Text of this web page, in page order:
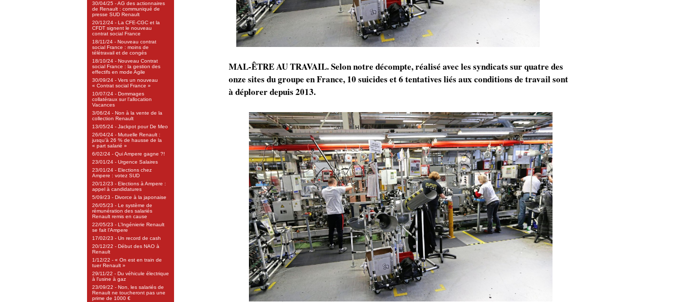
30/04/25 - AG des actionnaires
de Renault : communiqué de
presse SUD Renault
20/12/24 - La CFE-CGC et la
CFDT signent le nouveau
contrat social France
18/11/24 - Nouveau contrat
social France : moins de
télétravail et de congés
18/10/24 - Nouveau Contrat
social France : la gestion des
effectifs en mode Agile
30/09/24 - Vers un nouveau
« Contrat social France »
10/07/24 - Dommages
collatéraux sur l’allocation
Vacances
3/06/24 - Non à la vente de la
collection Renault
13/05/24 - Jackpot pour De Meo
26/04/24 - Mutuelle Renault :
jusqu’à 26 % de hausse de la
« part salarié »
6/02/24 - Qui Ampere gagne ?!
23/01/24 - Urgence Salaires
23/01/24 - Elections chez
Ampere : votez SUD
20/12/23 - Elections à Ampere :
appel à candidatures
5/09/23 - Divorce à la japonaise
26/05/23 - Le système de
rémunération des salariés
Renault remis en cause
22/05/23 - L’Ingénierie Renault
se fait l’Ampere
17/02/23 - Un record de cash
20/12/22 - Début des NAO à
Renault
1/12/22 - « On est en train de
tuer Renault »
29/11/22 - Du véhicule électrique
à l’usine à gaz
23/09/22 - Non, les salariés de
Renault ne toucheront pas une
prime de 1000 €
MAL-ÊTRE AU TRAVAIL. Selon notre décompte, réalisé avec les syndicats sur quatre des
onze sites du groupe en France, 10 suicides et 6 tentatives liés aux conditions de travail sont
à déplorer depuis 2013.